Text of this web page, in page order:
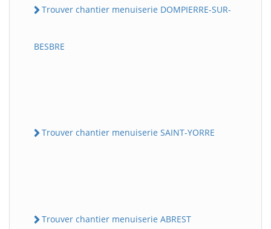
Trouver chantier menuiserie DOMPIERRE-SUR-
BESBRE
Trouver chantier menuiserie SAINT-YORRE
Trouver chantier menuiserie ABREST